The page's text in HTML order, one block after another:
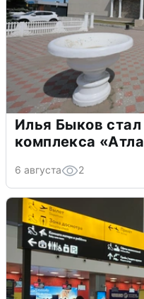
Илья Быков
комплекса
6 августа 2